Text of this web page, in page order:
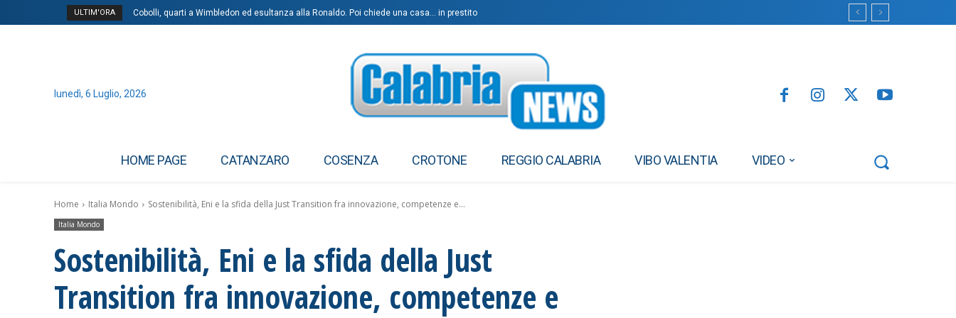
ULTIM'ORA Cobolli, quarti a Wimbledon ed esultanza alla Ronaldo. Poi chiede una casa… in prestito
lunedì, 6 Luglio, 2026
HOME PAGE CATANZARO COSENZA CROTONE REGGIO CALABRIA VIBO VALENTIA VIDEO
Home Italia Mondo Sostenibilità, Eni e la sfida della Just Transition fra innovazione, competenze e...
Italia Mondo
Sostenibilità, Eni e la sfida della Just
Transition fra innovazione, competenze e